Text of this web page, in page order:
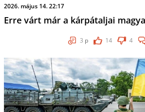
2026. május 14. 22:17
Erre várt már a kárpátaljai
3 p 14 4